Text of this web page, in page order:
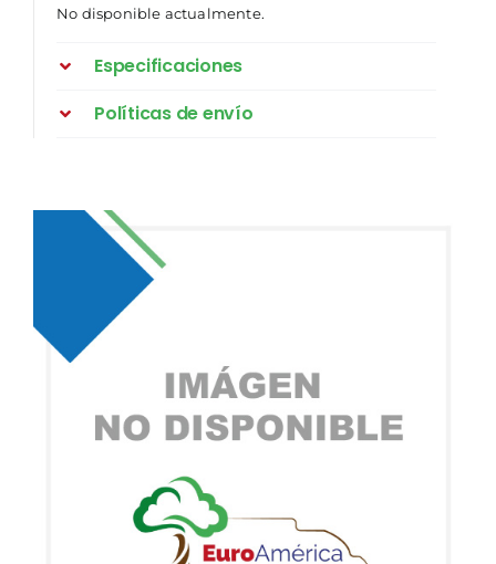
No disponible actualmente.
Especificaciones
Políticas de envío